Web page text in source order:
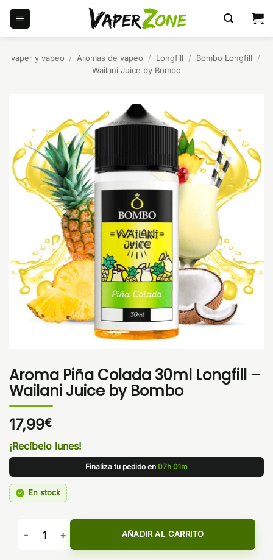
Saltar
contenido
vaper y vapeo / Aromas de vapeo / Longfill / Bombo Longfill
/
Wailani Juice by Bombo
Aroma Piña Colada 30ml Longfill –
Wailani Juice by Bombo
17,99€
¡Recíbelo lunes!
Finaliza tu pedido en 07h 01m
En stock
Aroma Piña Colada 30ml Longfill - Wailani Juice by Bombo
AÑADIR AL CARRITO